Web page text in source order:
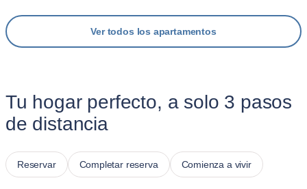
Ver todos los apartamentos
Tu hogar perfecto, a solo 3 pasos
de distancia
Reservar Completar reserva Comienza a vivir